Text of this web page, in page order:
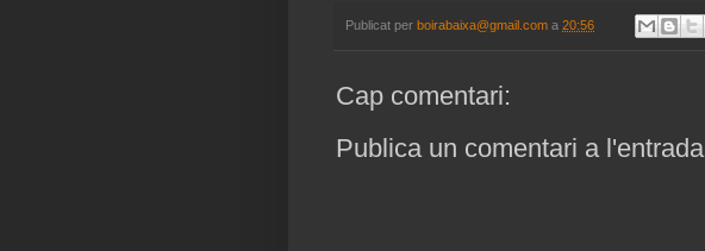
Publicat per boirabaixa@gmail.com a 20:56
Cap comentari:
Publica un comentari a l'entrada